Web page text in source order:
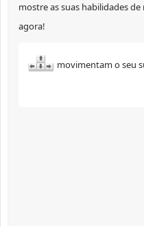
mostre as suas habilidades
agora!
movimentam o seu